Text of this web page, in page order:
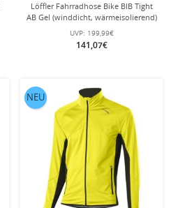
Löffler Fahrradhose Bike BIB Tight
AB Gel (winddicht, wärmeisolierend)
lang schwarz Herren
UVP: 199,99€
141,07€
NEU